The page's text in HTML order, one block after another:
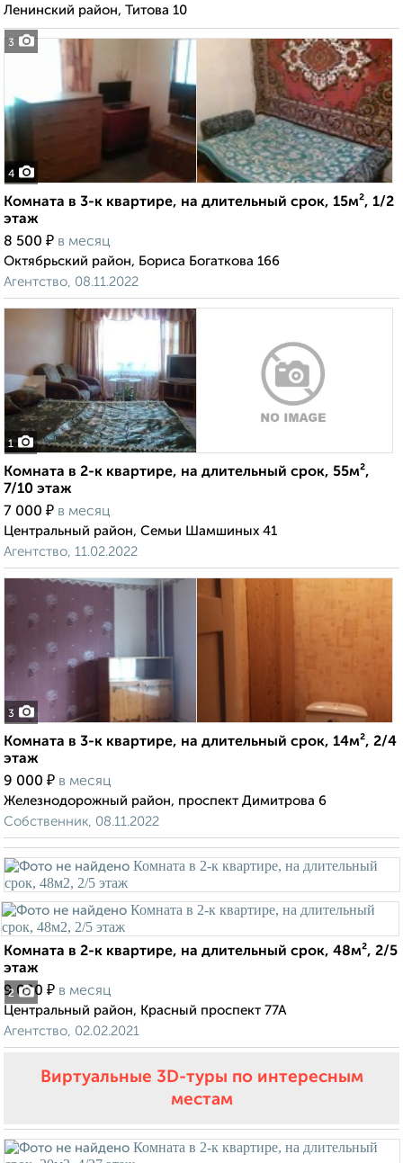
3
Ленинский район, Титова 10
4
Комната в 3-к квартире, на длительный срок, 15м², 1/2
этаж
8 500 ₽ в месяц
Октябрьский район, Бориса Богаткова 166
Агентство, 08.11.2022
1
Комната в 2-к квартире, на длительный срок, 55м²,
7/10 этаж
7 000 ₽ в месяц
Центральный район, Семьи Шамшиных 41
Агентство, 11.02.2022
3
Комната в 3-к квартире, на длительный срок, 14м², 2/4
этаж
9 000 ₽ в месяц
Железнодорожный район, проспект Димитрова 6
Собственник, 08.11.2022
2
Комната в 2-к квартире, на длительный срок, 48м², 2/5
этаж
9 000 ₽ в месяц
Центральный район, Красный проспект 77А
Агентство, 02.02.2021
Виртуальные 3D-туры по интересным
местам